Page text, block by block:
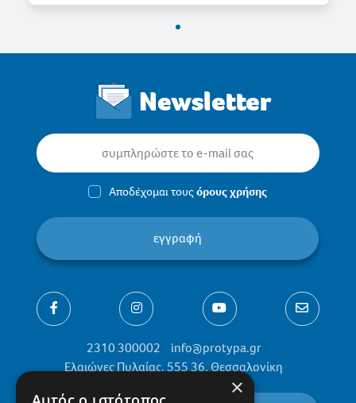
Newsletter
Αποδέχομαι τουςόρους χρήσης
εγγραφή
2310 300002
info@protypa.gr
Ελαιώνες Πυλαίας, 555 36, Θεσσαλονίκη
×